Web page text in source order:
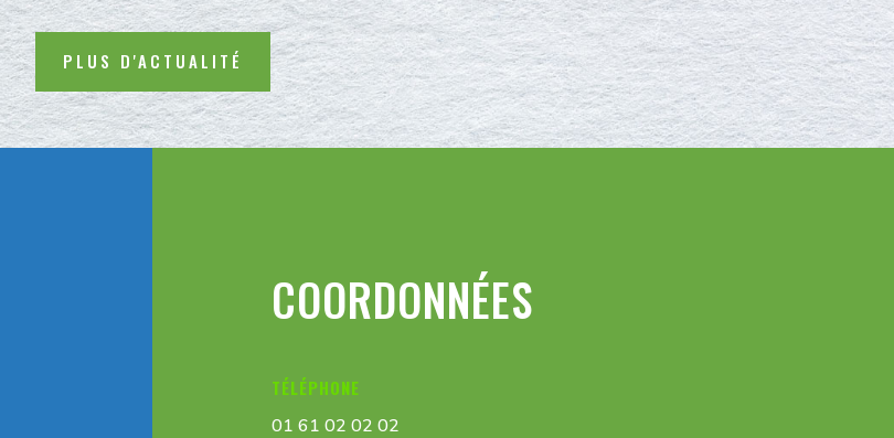
PLUS D'ACTUALITÉ
COORDONNÉES
TÉLÉPHONE
01 61 02 02 02